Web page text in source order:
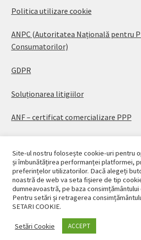
Politica utilizare cookie
ANPC (Autoritatea Națională pentru
Consumatorilor)
GDPR
Soluționarea litigiilor
ANF – certificat comercializare PPP
© CASAPLANT 2026
Politică de confidențialitate
Site-ul nostru folosește cookie-uri pentru
și îmbunătățirea performanței platformei,
preferințelor utilizatorilor. Dacă alegeți
noastră de web va seta fișiere de tip
dumneavoastră, pe baza
Pentru setări și retragerea
SETARI COOKIE.
Setări Cookie ACCEPT